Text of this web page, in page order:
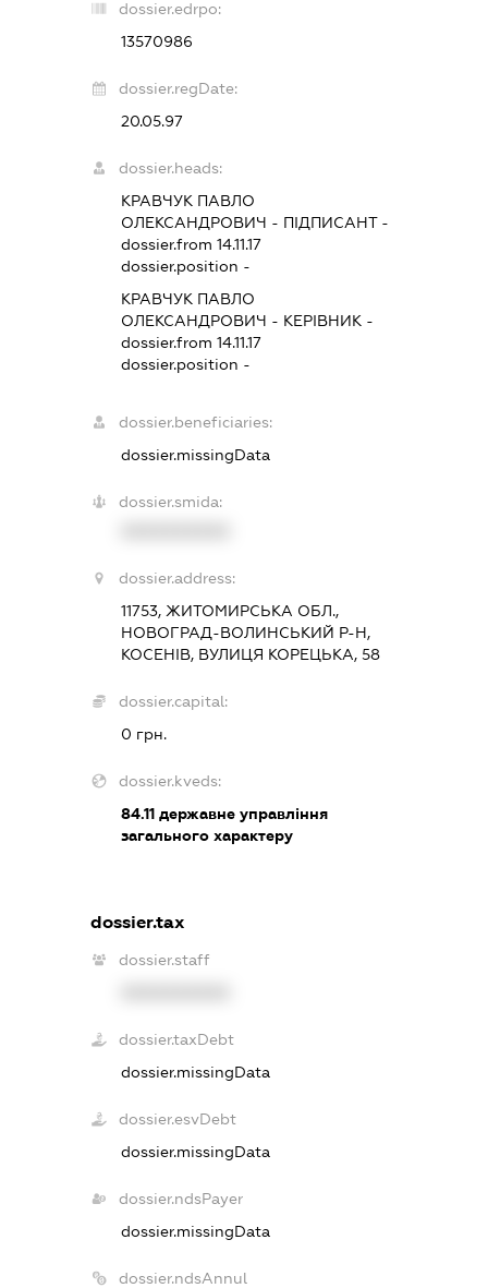
dossier.edrpo:
13570986
dossier.regDate:
20.05.97
dossier.heads:
КРАВЧУК ПАВЛО
ОЛЕКСАНДРОВИЧ - ПІДПИСАНТ-
dossier.from 14.11.17
dossier.position -
КРАВЧУК ПАВЛО
ОЛЕКСАНДРОВИЧ - КЕРІВНИК -
dossier.from 14.11.17
dossier.position -
dossier.beneficiaries:
dossier.missingData
dossier.smida:
dossier.address:
11753, ЖИТОМИРСЬКА ОБЛ.,
НОВОГРАД-ВОЛИНСЬКИЙ Р-Н,
КОСЕНІВ, ВУЛИЦЯ КОРЕЦЬКА, 58
dossier.capital:
0 грн.
dossier.kveds:
84.11 державне управління
загального характеру
dossier.tax
dossier.staff
dossier.taxDebt
dossier.missingData
dossier.esvDebt
dossier.missingData
dossier.ndsPayer
dossier.missingData
dossier.ndsAnnul